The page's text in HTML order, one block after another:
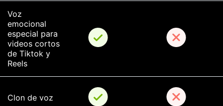
Voz
emocional
especial para
videos cortos
de Tiktok y
Reels
Clon de voz